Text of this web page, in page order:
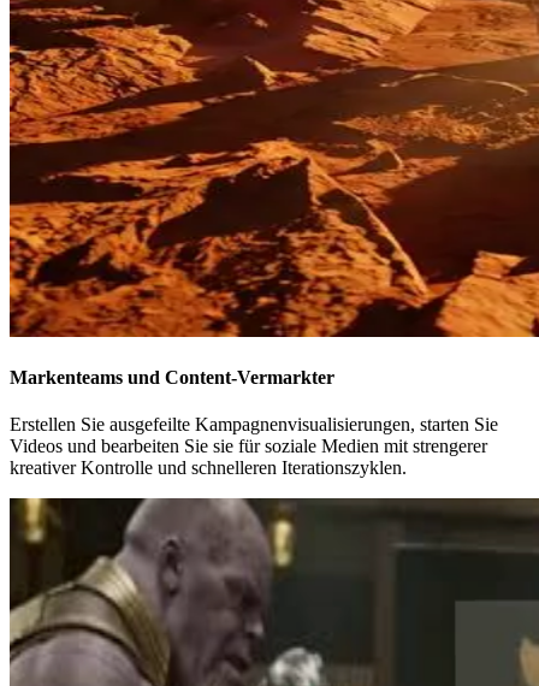
Markenteams und Content-Vermarkter
Erstellen Sie ausgefeilte Kampagnenvisualisierungen, starten Sie
Videos und bearbeiten Sie sie für soziale Medien mit strengerer
kreativer Kontrolle und schnelleren Iterationszyklen.